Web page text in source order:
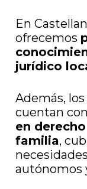
En
ofrecemos
jurídico
Además,
cuentan
en
familia,
autónomos